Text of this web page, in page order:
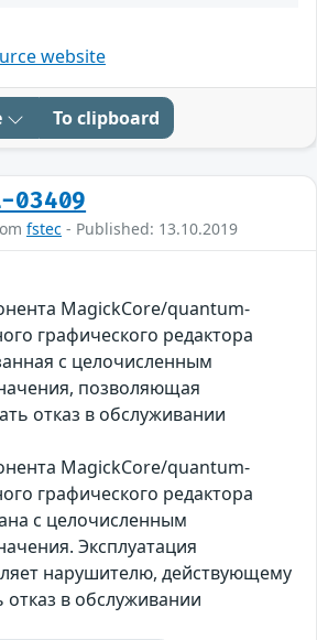
website
To clipboard
03409
fstec - Published: 13.10.2019
MagickCore/quantum-
графического редактора
с целочисленным
позволяющая
отказ в обслуживании
MagickCore/quantum-
графического редактора
с целочисленным
Эксплуатация
нарушителю, действующему
отказ в обслуживании